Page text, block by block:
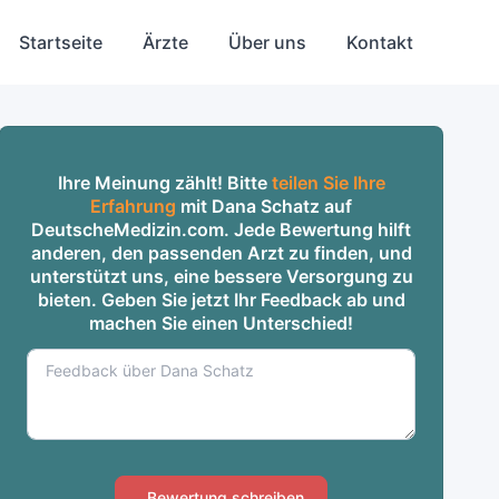
Startseite Ärzte Über uns Kontakt
Ihre Meinung zählt! Bitte teilen Sie Ihre
Erfahrung mit Dana Schatz auf
DeutscheMedizin.com. Jede Bewertung hilft
anderen, den passenden Arzt zu finden, und
unterstützt uns, eine bessere Versorgung zu
bieten. Geben Sie jetzt Ihr Feedback ab und
machen Sie einen Unterschied!